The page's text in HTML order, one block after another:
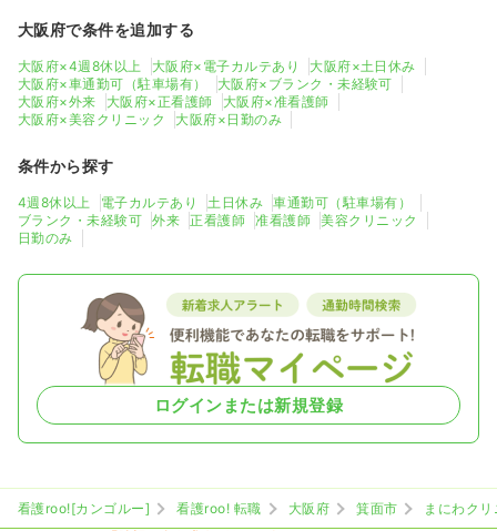
大阪府で条件を追加する
大阪府×4週8休以上 大阪府×電子カルテあり
大阪府×土日休み
大阪府×車通勤可（駐車場有）
大阪府×ブランク・未経験可
大阪府×外来
大阪府×正看護師
大阪府×准看護師
大阪府×美容クリニック
大阪府×日勤のみ
条件から探す
4週8休以上 電子カルテあり 土日休み
車通勤可（駐車場有）
ブランク・未経験可
外来 正看護師 准看護師
美容クリニック
日勤のみ
ログインまたは新規登録
看護roo![カンゴルー] 看護roo! 転職 大阪府 箕面市
まにわク